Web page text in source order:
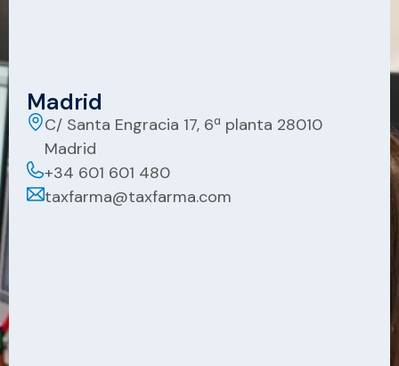
Madrid
C/ Santa Engracia 17, 6ª planta 28010
Madrid
+34 601 601 480
taxfarma@taxfarma.com